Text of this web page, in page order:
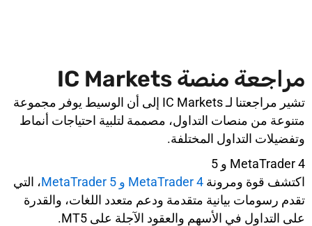
مراجعة منصة IC Markets
تشير مراجعتنا لـ IC Markets إلى أن الوسيط يوفر مجموعة
متنوعة من منصات التداول، مصممة لتلبية احتياجات أنماط
وتفضيلات التداول المختلفة.
MetaTrader 4 و 5
اكتشف قوة ومرونة MetaTrader 4 و MetaTrader 5
، التي
تقدم رسومات بيانية متقدمة ودعم متعدد اللغات، والقدرة
على التداول في الأسهم والعقود الآجلة على MT5.